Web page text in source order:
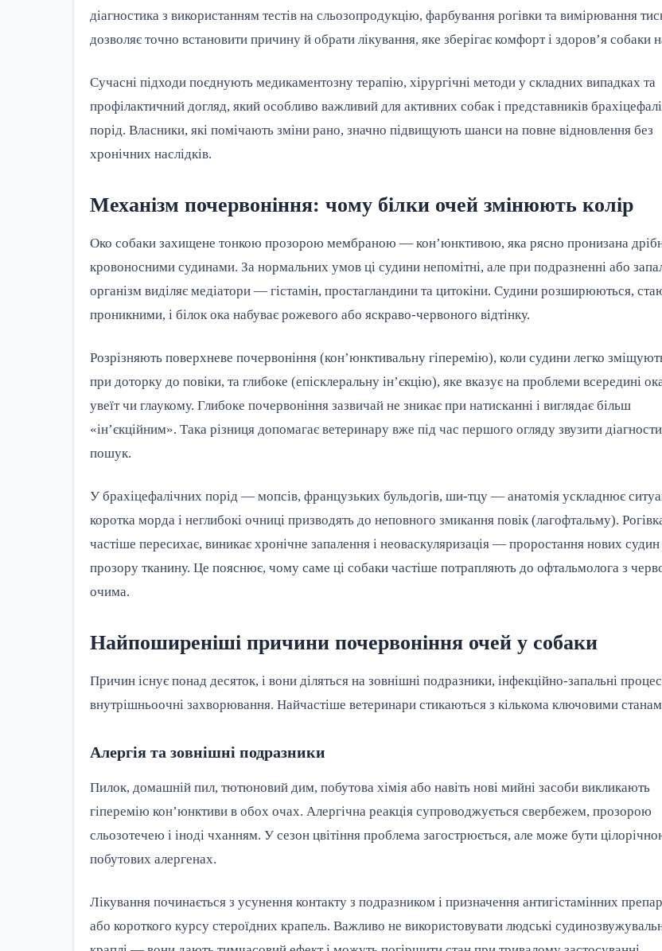
діагностика з використанням тестів на сльозопродукцію, фарбування рогівки та вимірювання
дозволяє точно встановити причину й обрати лікування, яке зберігає комфорт і здоров’я собаки
Сучасні підходи поєднують медикаментозну терапію, хірургічні методи у складних випадках та
профілактичний догляд, який особливо важливий для активних собак і представників
порід. Власники, які помічають зміни рано, значно підвищують шанси на повне відновлення без
хронічних наслідків.
Механізм почервоніння: чому білки очей змінюють колір
Око собаки захищене тонкою прозорою мембраною — кон’юнктивою, яка рясно пронизана
кровоносними судинами. За нормальних умов ці судини непомітні, але при подразненні або
організм виділяє медіатори — гістамін, простагландини та цитокіни. Судини розширюються,
проникними, і білок ока набуває рожевого або яскраво-червоного відтінку.
Розрізняють поверхневе почервоніння (кон’юнктивальну гіперемію), коли судини легко
при доторку до повіки, та глибоке (епісклеральну ін’єкцію), яке вказує на проблеми всередині
увеїт чи глаукому. Глибоке почервоніння зазвичай не зникає при натисканні і виглядає більш
«ін’єкційним». Така різниця допомагає ветеринару вже під час першого огляду звузити
пошук.
У брахіцефалічних порід — мопсів, французьких бульдогів, ши-тцу — анатомія ускладнює
коротка морда і неглибокі очниці призводять до неповного змикання повік (лагофтальму).
частіше пересихає, виникає хронічне запалення і неоваскуляризація — проростання нових
прозору тканину. Це пояснює, чому саме ці собаки частіше потрапляють до офтальмолога з
очима.
Найпоширеніші причини почервоніння очей у собаки
Причин існує понад десяток, і вони діляться на зовнішні подразники, інфекційно-запальні
внутрішньоочні захворювання. Найчастіше ветеринари стикаються з кількома ключовими
Алергія та зовнішні подразники
Пилок, домашній пил, тютюновий дим, побутова хімія або навіть нові мийні засоби викликають
гіперемію кон’юнктиви в обох очах. Алергічна реакція супроводжується свербежем, прозорою
сльозотечею і іноді чханням. У сезон цвітіння проблема загострюється, але може бути
побутових алергенах.
Лікування починається з усунення контакту з подразником і призначення антигістамінних
або короткого курсу стероїдних крапель. Важливо не використовувати людські